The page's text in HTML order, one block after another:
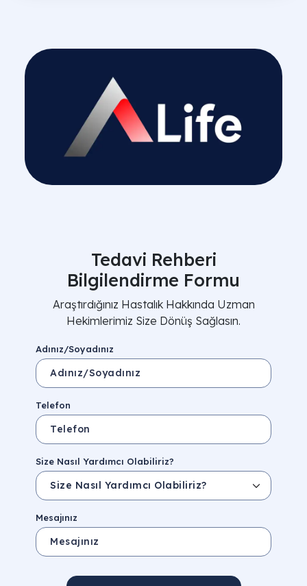
Tedavi Rehberi
Bilgilendirme Formu
Araştırdığınız Hastalık Hakkında Uzman
Hekimlerimiz Size Dönüş Sağlasın.
Adınız/Soyadınız
Telefon
Size Nasıl Yardımcı Olabiliriz?
Mesajınız